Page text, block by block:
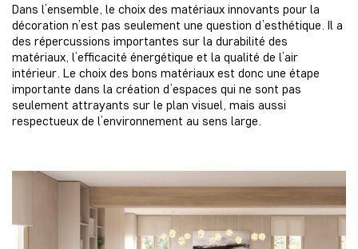
Dans l’ensemble, le choix des matériaux innovants pour la
décoration n’est pas seulement une question d’esthétique. Il a
des répercussions importantes sur la durabilité des
matériaux, l’efficacité énergétique et la qualité de l’air
intérieur. Le choix des bons matériaux est donc une étape
importante dans la création d’espaces qui ne sont pas
seulement attrayants sur le plan visuel, mais aussi
respectueux de l’environnement au sens large.